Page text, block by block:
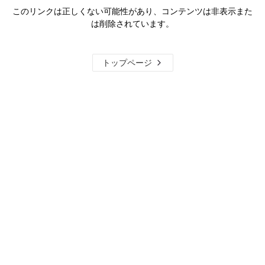
このリンクは正しくない可能性があり、コンテンツは非表示また
は削除されています。
トップページ